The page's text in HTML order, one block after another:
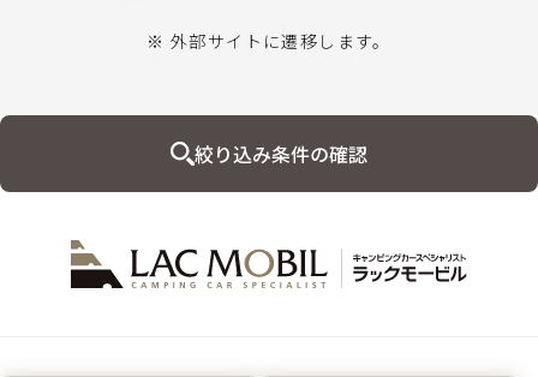
※ 外部サイトに遷移します。
絞り込み条件の確認